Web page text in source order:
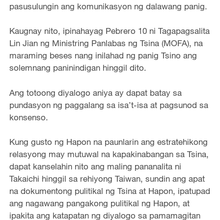
pasusulungin ang komunikasyon ng dalawang panig.
Kaugnay nito, ipinahayag Pebrero 10 ni Tagapagsalita
Lin Jian ng Ministring Panlabas ng Tsina (MOFA), na
maraming beses nang inilahad ng panig Tsino ang
solemnang paninindigan hinggil dito.
Ang totoong diyalogo aniya ay dapat batay sa
pundasyon ng paggalang sa isa’t-isa at pagsunod sa
konsenso.
Kung gusto ng Hapon na paunlarin ang estratehikong
relasyong may mutuwal na kapakinabangan sa Tsina,
dapat kanselahin nito ang maling pananalita ni
Takaichi hinggil sa rehiyong Taiwan, sundin ang apat
na dokumentong pulitikal ng Tsina at Hapon, ipatupad
ang nagawang pangakong pulitikal ng Hapon, at
ipakita ang katapatan ng diyalogo sa pamamagitan